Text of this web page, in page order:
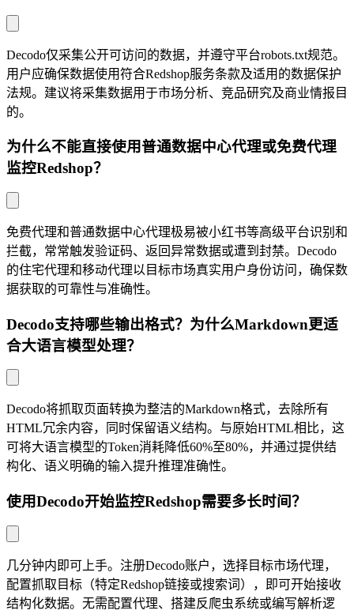
Decodo仅采集公开可访问的数据，并遵守平台robots.txt规范。
用户应确保数据使用符合Redshop服务条款及适用的数据保护
法规。建议将采集数据用于市场分析、竞品研究及商业情报目
的。
为什么不能直接使用普通数据中心代理或免费代理
监控Redshop？
免费代理和普通数据中心代理极易被小红书等高级平台识别和
拦截，常常触发验证码、返回异常数据或遭到封禁。Decodo
的住宅代理和移动代理以目标市场真实用户身份访问，确保数
据获取的可靠性与准确性。
Decodo支持哪些输出格式？为什么Markdown更适
合大语言模型处理？
Decodo将抓取页面转换为整洁的Markdown格式，去除所有
HTML冗余内容，同时保留语义结构。与原始HTML相比，这
可将大语言模型的Token消耗降低60%至80%，并通过提供结
构化、语义明确的输入提升推理准确性。
使用Decodo开始监控Redshop需要多长时间？
几分钟内即可上手。注册Decodo账户，选择目标市场代理，
配置抓取目标（特定Redshop链接或搜索词），即可开始接收
结构化数据。无需配置代理、搭建反爬虫系统或编写解析逻